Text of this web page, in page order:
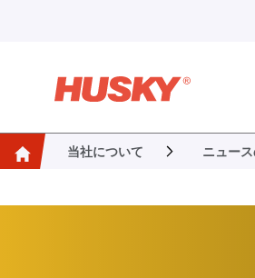
当社について ニュー